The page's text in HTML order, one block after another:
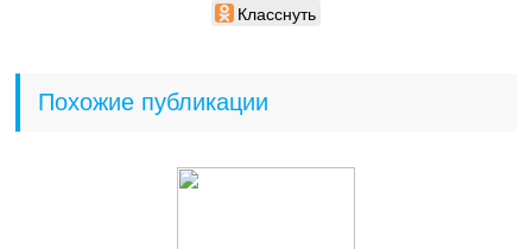
Класснуть
Похожие публикации